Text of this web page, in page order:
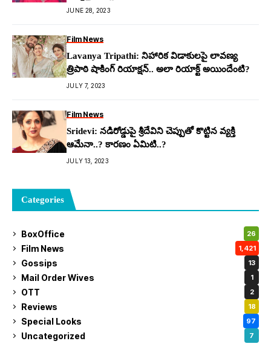
JUNE 28, 2023
Film News
Lavanya Tripathi: నిహారిక విడాకుల‌పై లావ‌ణ్య
త్రిపాఠి షాకింగ్ రియాక్ష‌న్.. అలా రియాక్ట్ అయిందేంటి?
JULY 7, 2023
Film News
Sridevi: నడిరోడ్డుపై శ్రీదేవిని చెప్పుతో కొట్టిన వ్యక్తి
ఆమేనా..? కారణం ఏమిటి..?
JULY 13, 2023
Categories
BoxOffice 26
Film News 1,421
Gossips 13
Mail Order Wives 1
OTT 2
Reviews 18
Special Looks 97
Uncategorized 7